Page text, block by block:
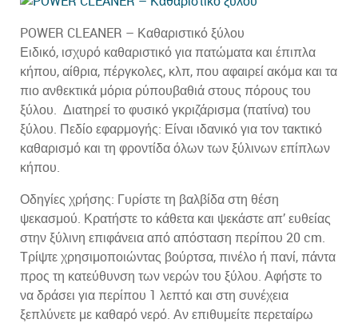
POWER CLEANER – Καθαριστικό ξύλου
Ειδικό, ισχυρό καθαριστικό για πατώματα και έπιπλα
κήπου, αίθρια, πέργκολες, κλπ, που αφαιρεί ακόμα και τα
πιο ανθεκτικά μόρια ρύπουβαθιά στους πόρους του
ξύλου. Διατηρεί το φυσικό γκριζάρισμα (πατίνα) του
ξύλου. Πεδίο εφαρμογής: Είναι ιδανικό για τον τακτικό
καθαρισμό και τη φροντίδα όλων των ξύλινων επίπλων
κήπου.
Οδηγίες χρήσης: Γυρίστε τη βαλβίδα στη θέση
ψεκασμού. Κρατήστε το κάθετα και ψεκάστε απ’ ευθείας
στην ξύλινη επιφάνεια από απόσταση περίπου 20 cm.
Τρίψτε χρησιμοποιώντας βούρτσα, πινέλο ή πανί, πάντα
προς τη κατεύθυνση των νερών του ξύλου. Αφήστε το
να δράσει για περίπου 1 λεπτό και στη συνέχεια
ξεπλύνετε με καθαρό νερό. Αν επιθυμείτε περεταίρω